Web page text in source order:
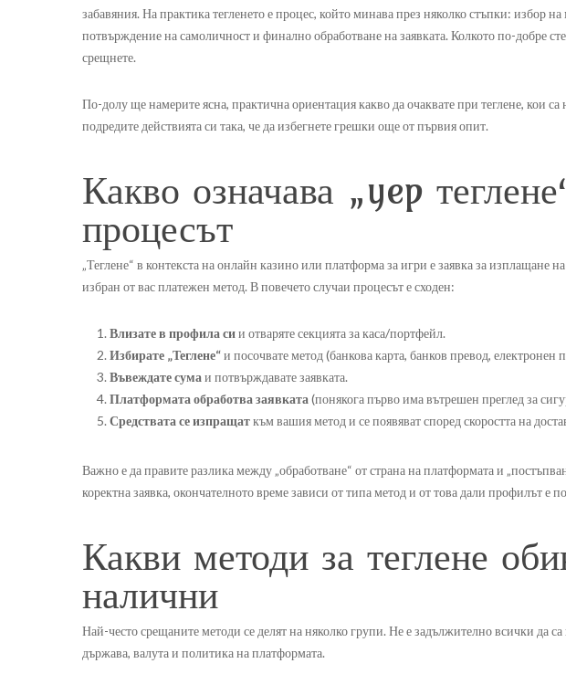
забавяния. На практика тегленето е процес, който минава през няколко стъпки: избор
потвърждение на самоличност и финално обработване на заявката. Колкото по-добре
срещнете.
По-долу ще намерите ясна, практична ориентация какво да очаквате при теглене, кои
подредите действията си така, че да избегнете грешки още от първия опит.
Какво означава „yep
процесът
„Теглене“ в контекста на онлайн казино или платформа за игри е заявка за изплащане
избран от вас платежен метод. В повечето случаи процесът е сходен:
Влизате в профила сии отваряте секцията за каса/портфейл.
Избирате „Теглене“и посочвате метод (банкова карта, банков превод, електронен
Въвеждате сума и потвърждавате заявката.
Платформата обработва заявката (понякога първо има вътрешен преглед за
Средствата се изпращаткъм вашия метод и се появяват според скоростта на
Важно е да правите разлика между „обработване“ от страна на платформата и
коректна заявка, окончателното време зависи от типа метод и от това дали профилът е
Какви методи за теглене
налични
Най-често срещаните методи се делят на няколко групи. Не е задължително всички да
държава, валута и политика на платформата.